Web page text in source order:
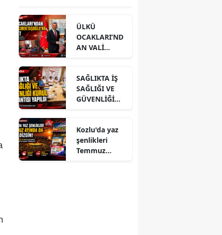
ÜLKÜ
OCAKLARI’ND
AN VALİ
ZİYARET
SAĞLIKTA İŞ
SAĞLIĞI VE
GÜVENLİĞİ
YAPILDI
Kozlu'da yaz
şenlikleri
Temmuz